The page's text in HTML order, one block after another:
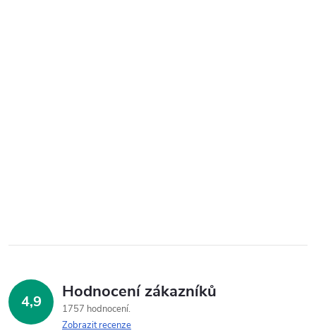
4,9 Hodnocení zákazníků
1757 hodnocení
Zobrazit recenze